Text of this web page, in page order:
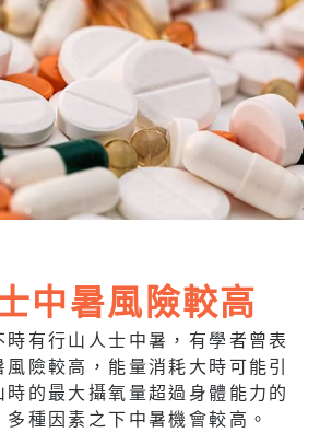
中暑風險較高
有行山人士中暑，有學者曾表
險較高，能量消耗大時可能引
的最大攝氧量超過身體能力的
種因素之下中暑機會較高。